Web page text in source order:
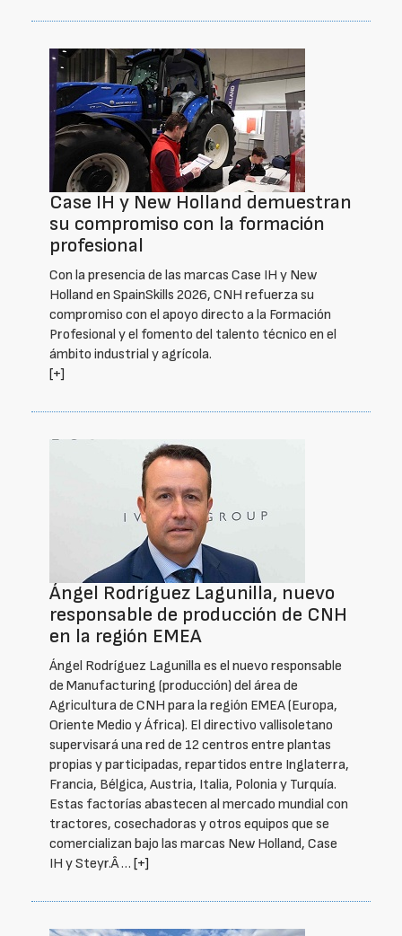
Case IH y New Holland demuestran
su compromiso con la formación
profesional
Con la presencia de las marcas Case IH y New
Holland en SpainSkills 2026, CNH refuerza su
compromiso con el apoyo directo a la Formación
Profesional y el fomento del talento técnico en el
ámbito industrial y agrícola.
[+]
Ángel Rodríguez Lagunilla, nuevo
responsable de producción de CNH
en la región EMEA
Ángel Rodríguez Lagunilla es el nuevo responsable
de Manufacturing (producción) del área de
Agricultura de CNH para la región EMEA (Europa,
Oriente Medio y África). El directivo vallisoletano
supervisará una red de 12 centros entre plantas
propias y participadas, repartidos entre Inglaterra,
Francia, Bélgica, Austria, Italia, Polonia y Turquía.
Estas factorías abastecen al mercado mundial con
tractores, cosechadoras y otros equipos que se
comercializan bajo las marcas New Holland, Case
IH y Steyr.Â … [+]